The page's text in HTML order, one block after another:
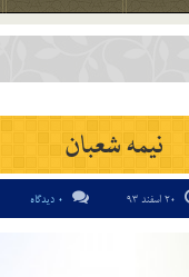
نیمه شعبان
0 دیدگاه